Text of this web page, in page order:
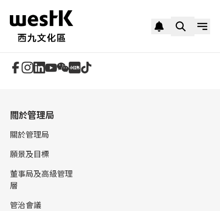
追蹤我們
關於管理局
關於管理局
願景及目標
董事局及高級管理
層
管治會議